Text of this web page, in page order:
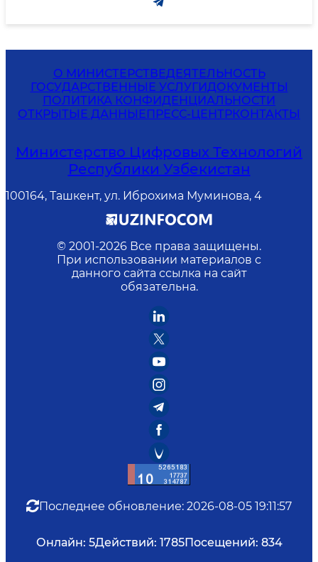
О МИНИСТЕРСТВЕДЕЯТЕЛЬНОСТЬ
ГОСУДАРСТВЕННЫЕ УСЛУГИДОКУМЕНТЫ
ПОЛИТИКА КОНФИДЕНЦИАЛЬНОСТИ
ОТКРЫТЫЕ ДАННЫЕПРЕСС-ЦЕНТРКОНТАКТЫ
Министерство Цифровых Технологий
Республики Узбекистан
100164, Ташкент, ул. Иброхима Муминова, 4
© 2001-2026 Все права защищены.
При использовании материалов с
данного сайта ссылка на сайт
обязательна.
Последнее обновление: 2026-08-05 19:11:57
Онлайн: 5Действий: 1785Посещений: 834